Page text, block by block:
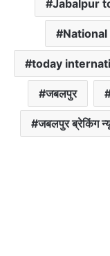
Jabalpur
National
today
जबलपुर
जबलपुर ब्रेकिंग